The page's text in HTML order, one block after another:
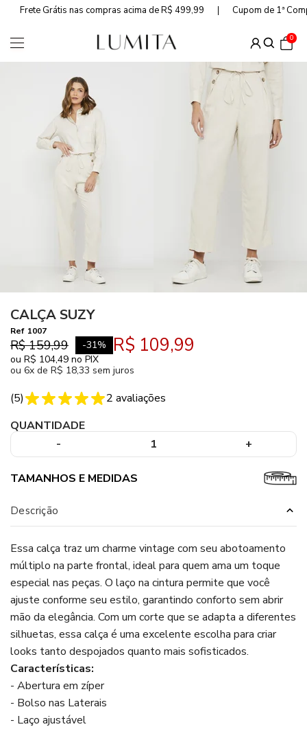
Frete Grátis nas compras acima de R$ 499,99 Cupom de 1ª
0
CALÇA SUZY
Ref 1007
R$ 159,99 -31% R$ 109,99
ou R$ 104,49 no PIX
ou 6x de R$ 18,33 sem juros
(5) 2 avaliações
QUANTIDADE
-
1 +
TAMANHOS E MEDIDAS
Descrição
Essa calça traz um charme vintage com seu abotoamento
múltiplo na parte frontal, ideal para quem ama um toque
especial nas peças. O laço na cintura permite que você
ajuste conforme seu estilo, garantindo conforto sem abrir
mão da elegância. Com um corte que se adapta a diferentes
silhuetas, essa calça é uma excelente escolha para criar
looks tanto despojados quanto mais sofisticados.
Características:
- Abertura em zíper
- Bolso nas Laterais
- Laço ajustável